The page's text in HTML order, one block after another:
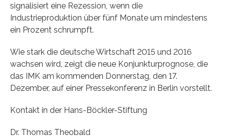
signalisiert eine Rezession, wenn die
Industrieproduktion über fünf Monate um mindestens
ein Prozent schrumpft.
Wie stark die deutsche Wirtschaft 2015 und 2016
wachsen wird, zeigt die neue Konjunkturprognose, die
das IMK am kommenden Donnerstag, den 17.
Dezember, auf einer Pressekonferenz in Berlin vorstellt.
Kontakt in der Hans-Böckler-Stiftung
Dr. Thomas Theobald